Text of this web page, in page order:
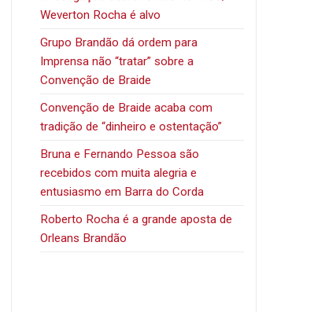
Weverton Rocha é alvo
Grupo Brandão dá ordem para
Imprensa não “tratar” sobre a
Convenção de Braide
Convenção de Braide acaba com
tradição de “dinheiro e ostentação”
Bruna e Fernando Pessoa são
recebidos com muita alegria e
entusiasmo em Barra do Corda
Roberto Rocha é a grande aposta de
Orleans Brandão